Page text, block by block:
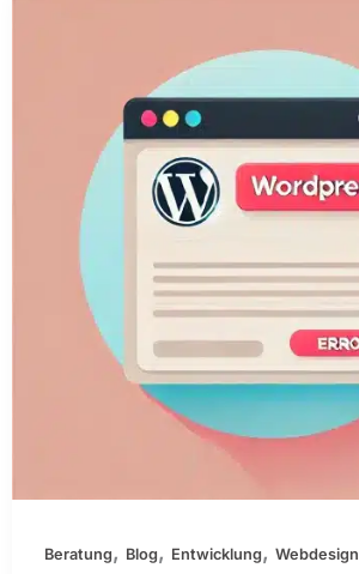
Beratung, Blog, Entwicklung,Webdesign